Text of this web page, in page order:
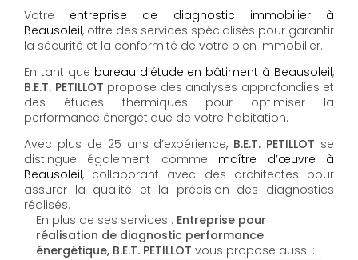
Votre entreprise de diagnostic immobilier à
Beausoleil, offre des services spécialisés pour garantir
la sécurité et la conformité de votre bien immobilier.
En tant que bureau d’étude en bâtiment à Beausoleil,
B.E.T. PETILLOT propose des analyses approfondies et
des études thermiques pour optimiser la
performance énergétique de votre habitation.
Avec plus de 25 ans d’expérience, B.E.T. PETILLOT se
distingue également comme maître d’œuvre à
Beausoleil, collaborant avec des architectes pour
assurer la qualité et la précision des diagnostics
réalisés.
En plus de ses services : Entreprise pour
réalisation de diagnostic performance
énergétique, B.E.T. PETILLOT vous propose aussi :